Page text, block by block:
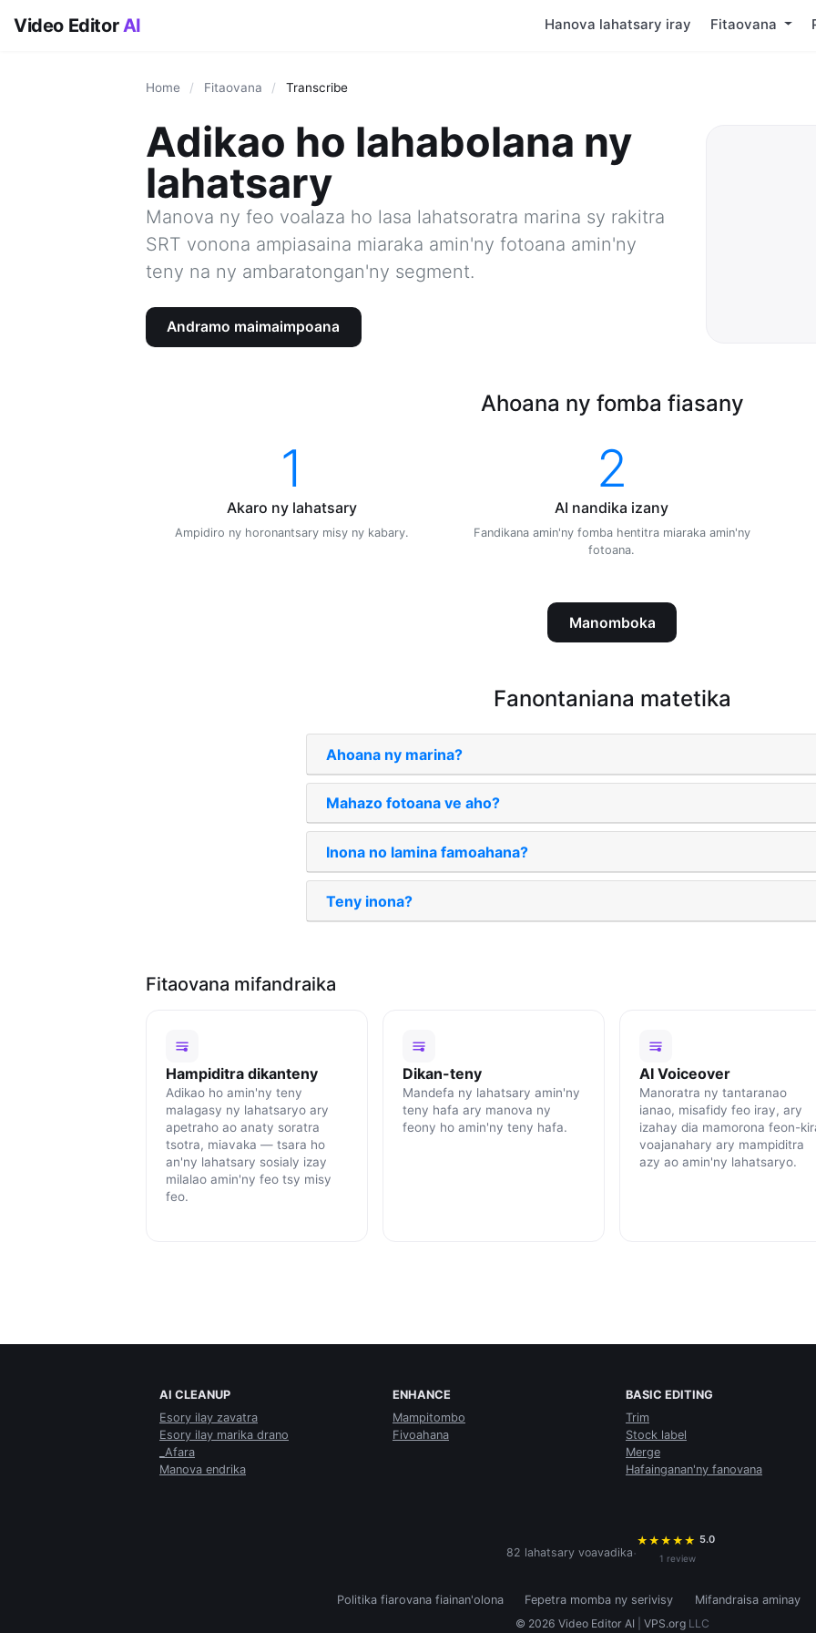
Video EditorAI Hanova lahatsary iray Fitaovana
Home / Fitaovana / Transcribe
Adikao ho lahabolana ny
lahatsary
Manova ny feo voalaza ho lasa lahatsoratra marina sy rakitra
SRT vonona ampiasaina miaraka amin'ny fotoana amin'ny
teny na ny ambaratongan'ny segment.
Andramo maimaimpoana
Ahoana ny fomba fiasany
1
Akaro ny lahatsary
Ampidiro ny horonantsary misy ny kabary.
2
AI nandika izany
Fandikana amin'ny fomba hentitra miaraka amin'ny
fotoana.
Manomboka
Fanontaniana matetika
Ahoana ny marina?
Mahazo fotoana ve aho?
Inona no lamina famoahana?
Teny inona?
Fitaovana mifandraika
Hampiditra dikanteny
Adikao ho amin'ny teny
malagasy ny lahatsaryo ary
apetraho ao anaty soratra
tsotra, miavaka — tsara ho
an'ny lahatsary sosialy izay
milalao amin'ny feo tsy misy
feo.
Dikan-teny
Mandefa ny lahatsary amin'ny
teny hafa ary manova ny
feony ho amin'ny teny hafa.
AI Voiceover
Manoratra ny tantaranao
ianao, misafidy feo iray, ary
izahay dia mamorona feon-
voajanahary ary mampiditra
azy ao amin'ny lahatsaryo.
AI CLEANUP
Esory ilay zavatra
Esory ilay marika drano
_Afara
Manova endrika
ENHANCE
Mampitombo
Fivoahana
BASIC EDITING
Trim
Stock label
Merge
Hafainganan'ny fanovana
82 lahatsary voavadika·
★ ★ ★ ★ ★ 5.0
1 review
Politika fiarovana fiainan'olona Fepetra momba ny serivisy
Mifandraisa aminay
© 2026 Video Editor AI
VPS.orgLLC